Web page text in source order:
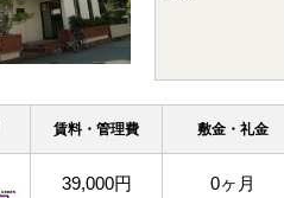
賃料・管理費 敷金・礼金
39,000円
0ヶ月